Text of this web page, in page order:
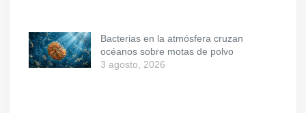
Bacterias en la atmósfera cruzan
océanos sobre motas de polvo
3 agosto, 2026